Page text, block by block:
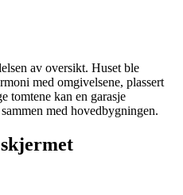
av oversikt. Huset ble
med omgivelsene, plassert
tomtene kan en garasje
med hovedbygningen.